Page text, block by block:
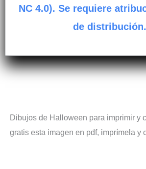
NC 4.0). Se requiere
de distribución.
Dibujos de Halloween para imprimir y
gratis esta imagen en pdf, imprímela y